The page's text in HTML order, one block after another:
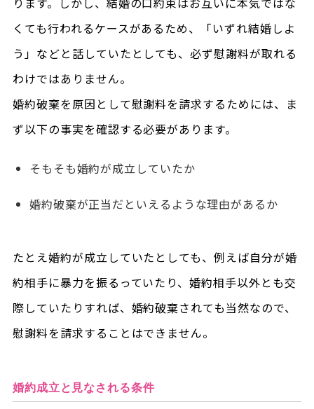
くても行われるケースがあるため、「いずれ結婚しよ
う」などと話していたとしても、必ず慰謝料が取れる
わけではありません。
婚約破棄を原因として慰謝料を請求するためには、ま
ず以下の事実を確認する必要があります。
そもそも婚約が成立していたか
婚約破棄が正当だといえるような理由があるか
たとえ婚約が成立していたとしても、例えば自分が婚
約相手に暴力を振るっていたり、婚約相手以外とも交
際していたりすれば、婚約破棄されても当然なので、
慰謝料を請求することはできません。
婚約成立と見なされる条件